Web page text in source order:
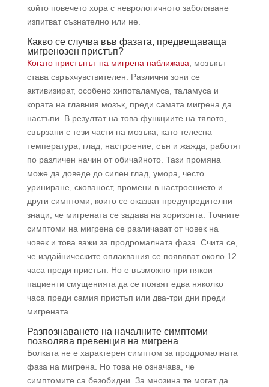
който повечето хора с неврологичното заболяване
изпитват съзнателно или не.
Какво се случва във фазата, предвещаваща
мигренозен пристъп?
Когато пристъпът на мигрена наближава, мозъкът
става свръхчувствителен. Различни зони се
активизират, особено хипоталамуса, таламуса и
кората на главния мозък, преди самата мигрена да
настъпи. В резултат на това функциите на тялото,
свързани с тези части на мозъка, като телесна
температура, глад, настроение, сън и жажда, работят
по различен начин от обичайното. Тази промяна
може да доведе до силен глад, умора, често
уриниране, скованост, промени в настроението и
други симптоми, които се оказват предупредителни
знаци, че мигрената се задава на хоризонта. Точните
симптоми на мигрена се различават от човек на
човек и това важи за продромалната фаза. Счита се,
че издайническите оплаквания се появяват около 12
часа преди пристъп. Но е възможно при някои
пациенти смущенията да се появят едва няколко
часа преди самия пристъп или два-три дни преди
мигрената.
Разпознаването на началните симптоми
позволява превенция на мигрена
Болката не е характерен симптом за продромалната
фаза на мигрена. Но това не означава, че
симптомите са безобидни. За мнозина те могат да